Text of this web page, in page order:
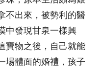
不出來，被勢利的醫
中發現甘泉一樣興
寶物之後，自己就能
場體面的婚禮，孩子